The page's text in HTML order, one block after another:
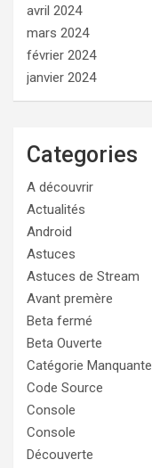
avril 2024
mars 2024
février 2024
janvier 2024
Categories
A découvrir
Actualités
Android
Astuces
Astuces de Stream
Avant premère
Beta fermé
Beta Ouverte
Catégorie Manquante
Code Source
Console
Console
Découverte